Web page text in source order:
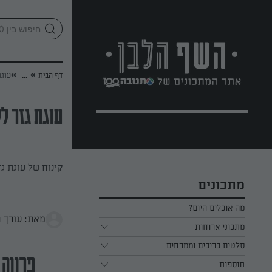
מתכונים
מה אוכלים היום?
מתכוני ארוחות
ארוחת בוקר
ארוחת צהריים
סלטים כריכים וממרחים
כל הסלטים כריכים וממרחים
תוספות
דף הבית »
...
»
עוגת גזר
קינוח של עוגת
מאת: עורך